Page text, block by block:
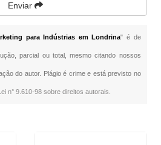
Enviar
para Indústrias em Londrina" é de
parcial ou total, mesmo citando nossos
do autor. Plágio é crime e está previsto no
n° 9.610-98 sobre direitos autorais